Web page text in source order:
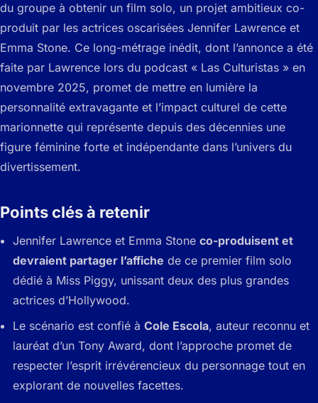
du groupe à obtenir un film solo, un projet ambitieux co-
produit par les actrices oscarisées Jennifer Lawrence et
Emma Stone. Ce long-métrage inédit, dont l’annonce a été
faite par Lawrence lors du podcast « Las Culturistas » en
novembre 2025, promet de mettre en lumière la
personnalité extravagante et l’impact culturel de cette
marionnette qui représente depuis des décennies une
figure féminine forte et indépendante dans l’univers du
divertissement.
Points clés à retenir
Jennifer Lawrence et Emma Stone co-produisent et
devraient partager l’affiche de ce premier film solo
dédié à Miss Piggy, unissant deux des plus grandes
actrices d’Hollywood.
Le scénario est confié à Cole Escola, auteur reconnu et
lauréat d’un Tony Award, dont l’approche promet de
respecter l’esprit irrévérencieux du personnage tout en
explorant de nouvelles facettes.